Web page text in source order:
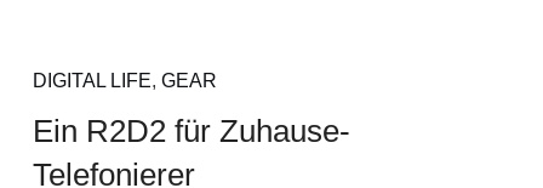
DIGITAL LIFE, GEAR
Ein R2D2 für Zuhause-
Telefonierer